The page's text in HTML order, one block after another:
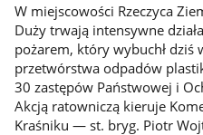
W miejscowości Rzeczyca
Duży trwają intensywne
pożarem, który wybuchł dziś
przetwórstwa odpadów
30 zastępów Państwowej i
Akcją ratowniczą kieruje
Kraśniku — st. bryg. Piotr